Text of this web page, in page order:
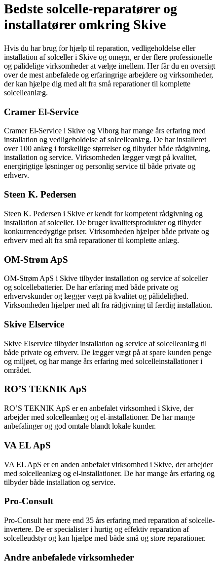
Bedste solcelle-reparatører og
installatører omkring Skive
Hvis du har brug for hjælp til reparation, vedligeholdelse eller
installation af solceller i Skive og omegn, er der flere professionelle
og pålidelige virksomheder at vælge imellem. Her får du en oversigt
over de mest anbefalede og erfaringrige arbejdere og virksomheder,
der kan hjælpe dig med alt fra små reparationer til komplette
solcelleanlæg.
Cramer El-Service
Cramer El-Service i Skive og Viborg har mange års erfaring med
installation og vedligeholdelse af solcelleanlæg. De har installeret
over 100 anlæg i forskellige størrelser og tilbyder både rådgivning,
installation og service. Virksomheden lægger vægt på kvalitet,
energirigtige løsninger og personlig service til både private og
erhverv.
Steen K. Pedersen
Steen K. Pedersen i Skive er kendt for kompetent rådgivning og
installation af solceller. De bruger kvalitetsprodukter og tilbyder
konkurrencedygtige priser. Virksomheden hjælper både private og
erhverv med alt fra små reparationer til komplette anlæg.
OM-Strøm ApS
OM-Strøm ApS i Skive tilbyder installation og service af solceller
og solcellebatterier. De har erfaring med både private og
erhvervskunder og lægger vægt på kvalitet og pålidelighed.
Virksomheden hjælper med alt fra rådgivning til færdig installation.
Skive Elservice
Skive Elservice tilbyder installation og service af solcelleanlæg til
både private og erhverv. De lægger vægt på at spare kunden penge
og miljøet, og har mange års erfaring med solcelleinstallationer i
området.
RO’S TEKNIK ApS
RO’S TEKNIK ApS er en anbefalet virksomhed i Skive, der
arbejder med solcelleanlæg og el-installationer. De har mange
anbefalinger og god omtale blandt lokale kunder.
VA EL ApS
VA EL ApS er en anden anbefalet virksomhed i Skive, der arbejder
med solcelleanlæg og el-installationer. De har mange års erfaring og
tilbyder både installation og service.
Pro-Consult
Pro-Consult har mere end 35 års erfaring med reparation af solcelle-
invertere. De er specialister i hurtig og effektiv reparation af
solcelleudstyr og kan hjælpe med både små og store reparationer.
Andre anbefalede virksomheder